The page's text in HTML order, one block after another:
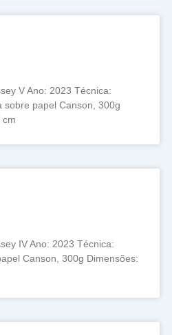
V Ano: 2023 Técnica:
sobre papel Canson, 300g
cm
IV Ano: 2023 Técnica:
Canson, 300g Dimensões: